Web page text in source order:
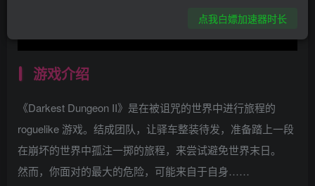
游戏介绍
《Darkest Dungeon II》是在被诅咒的世界中进行旅程的
roguelike 游戏。结成团队，让驿车整装待发，准备踏上一段
在崩坏的世界中孤注一掷的旅程，来尝试避免世界末日。
然而，你面对的最大的危险，可能来自于自身……
点我白嫖加速器时长